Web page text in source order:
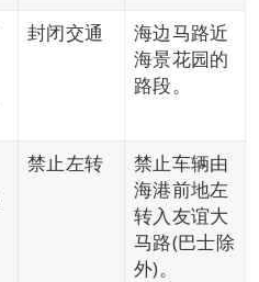
封闭交通
海边马路近
海景花园的
路段。
禁止左转
禁止车辆由
海港前地左
转入友谊大
马路(巴士除
外)。